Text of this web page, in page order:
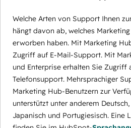
Welche Arten von Support Ihnen
hängt davon ab, welches
erworben haben. Mit Marketing
Zugriff auf E-Mail-Support. Mit
und Enterprise erhalten Sie Zugriff
Telefonsupport. Mehrsprachiger
Marketing Hub-Benutzern zur
unterstützt unter anderem Deutsch,
Japanisch und Portugiesisch. Eine